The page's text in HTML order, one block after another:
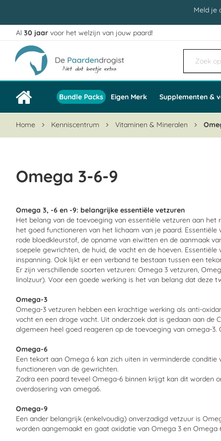
Meld je
Ga
naar
de
inhoud
Al 30 jaar voor het welzijn van jouw paard!
Bundle Packs Eigen Merk Supplementen &
Home Kenniscentrum Vitaminen & Mineralen
Omega 3-6-9
Omega 3, -6 en -9: belangrijke essentiële vetzuren
Het belang van de toevoeging van essentiële vetzuren aan
het goed functioneren van het lichaam van je paard.
rode bloedkleurstof, de opname van eiwitten en de aanmaak
soepele gewrichten, de huid, de vacht en de hoeven.
inspanning. Ook lijkt er een verband te bestaan tussen een
Er zijn verschillende soorten vetzuren: Omega 3 vetzuren,
linolzuur). Voor een goede werking is het van belang dat deze
Omega-3
Omega-3 vetzuren hebben een krachtige werking als anti-
vocht en een droge vacht. Uit onderzoek dat is gedaan aan de
algemeen heel goed reageren op de toevoeging van omega-
Omega-6
Een tekort aan Omega 6 kan zich uiten in verminderde
functioneren van de gewrichten.
Zodra een paard teveel Omega-6 binnen krijgt kan dit worden
overdosering van omega6.
Omega-9
Een ander belangrijk (enkelvoudig) onverzadigd vetzuur is
worden aangemaakt en gaat oxidatie van Omega 3 en Omega